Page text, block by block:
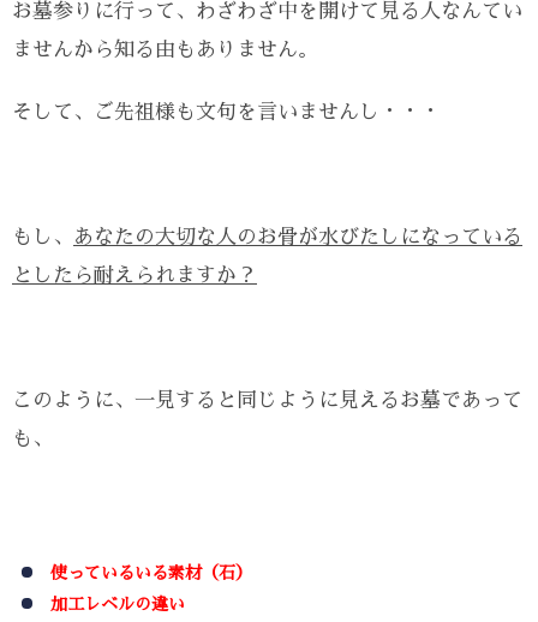
お墓参りに行って、わざわざ中を開けて見る人なんてい
ませんから知る由もありません。
そして、ご先祖様も文句を言いませんし・・・
もし、
あなたの大切な人のお骨が水びたしになっている
としたら耐えられますか？
このように、一見すると同じように見えるお墓であって
も、
使っているいる素材（石）
加工レベルの違い